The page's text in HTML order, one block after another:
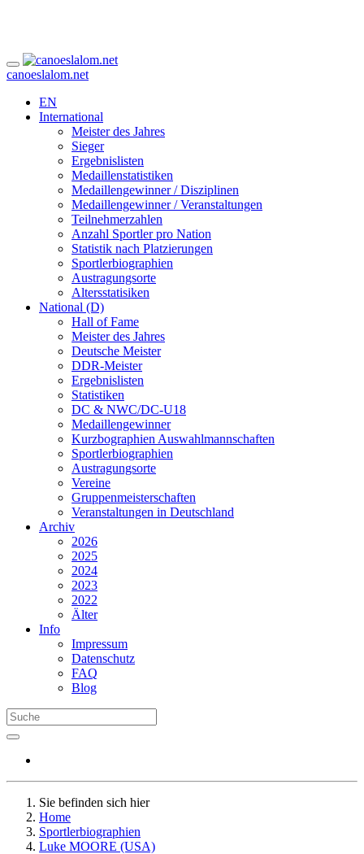
canoeslalom.net
EN
International
Meister des Jahres
Sieger
Ergebnislisten
Medaillenstatistiken
Medaillengewinner / Disziplinen
Medaillengewinner / Veranstaltungen
Teilnehmerzahlen
Anzahl Sportler pro Nation
Statistik nach Platzierungen
Sportlerbiographien
Austragungsorte
Altersstatisiken
National (D)
Hall of Fame
Meister des Jahres
Deutsche Meister
DDR-Meister
Ergebnislisten
Statistiken
DC & NWC/DC-U18
Medaillengewinner
Kurzbographien Auswahlmannschaften
Sportlerbiographien
Austragungsorte
Vereine
Gruppenmeisterschaften
Veranstaltungen in Deutschland
Archiv
2026
2025
2024
2023
2022
Älter
Info
Impressum
Datenschutz
FAQ
Blog
Sie befinden sich hier
Home
Sportlerbiographien
Luke MOORE (USA)